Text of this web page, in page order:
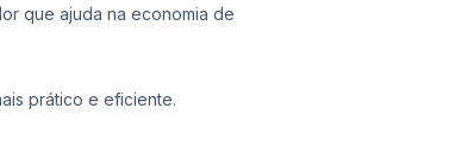
que ajuda na economia de
prático e eficiente.